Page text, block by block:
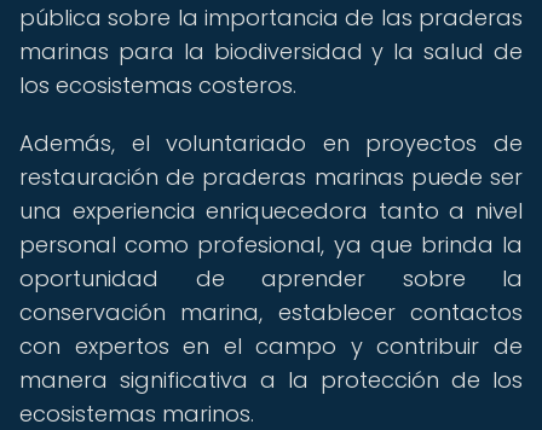
pública sobre la importancia de las praderas
marinas para la biodiversidad y la salud de
los ecosistemas costeros.
Además, el voluntariado en proyectos de
restauración de praderas marinas puede ser
una experiencia enriquecedora tanto a nivel
personal como profesional, ya que brinda la
oportunidad de aprender sobre la
conservación marina, establecer contactos
con expertos en el campo y contribuir de
manera significativa a la protección de los
ecosistemas marinos.